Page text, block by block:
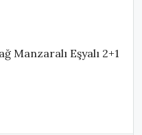
Manzaralı Eşyalı 2+1